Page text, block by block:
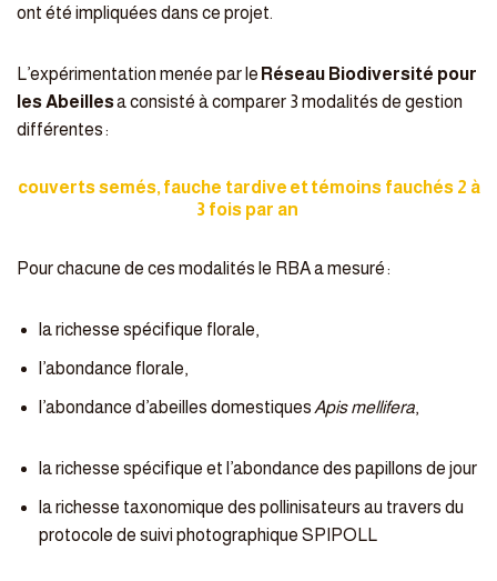
ont été impliquées dans ce projet.
L’expérimentation menée par le Réseau Biodiversité pour
les Abeillesa consisté à comparer 3 modalités de gestion
différentes :
couverts semés, fauche tardive ettémoins fauchés 2 à
3 fois par an
Pour chacune de ces modalités le RBA a mesuré :
la richesse spécifique florale,
l’abondance florale,
l’abondance d’abeilles domestiques Apis mellifera,
la richesse spécifique et l’abondance des papillons de jour
la richesse taxonomique des pollinisateurs au travers du
protocole de suivi photographique SPIPOLL